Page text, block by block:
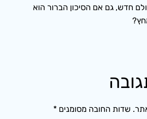
חדש, גם אם הסיכון הברור הוא
שדות החובה מסומנים *